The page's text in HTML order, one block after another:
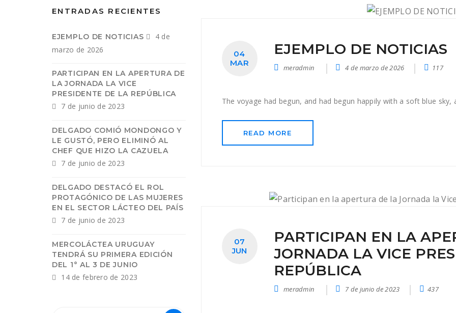
04
MAR
EJEMPLO DE NOTICIAS
meradmin 4 de marzo de 2026 117
The voyage had begun, and had begun happily with a soft blue sky,
READ MORE
07
JUN
PARTICIPAN EN LA
JORNADA LA VICE
REPÚBLICA
meradmin 7 de junio de 2023 437
ENTRADAS RECIENTES
EJEMPLO DE NOTICIAS
4 de
marzo de 2026
PARTICIPAN EN LA APERTURA DE
LA JORNADA LA VICE
PRESIDENTE DE LA REPÚBLICA
7 de junio de 2023
DELGADO COMIÓ MONDONGO Y
LE GUSTÓ, PERO ELIMINÓ AL
CHEF QUE HIZO LA CAZUELA
7 de junio de 2023
DELGADO DESTACÓ EL ROL
PROTAGÓNICO DE LAS MUJERES
EN EL SECTOR LÁCTEO DEL PAÍS
7 de junio de 2023
MERCOLÁCTEA URUGUAY
TENDRÁ SU PRIMERA EDICIÓN
DEL 1° AL 3 DE JUNIO
14 de febrero de 2023